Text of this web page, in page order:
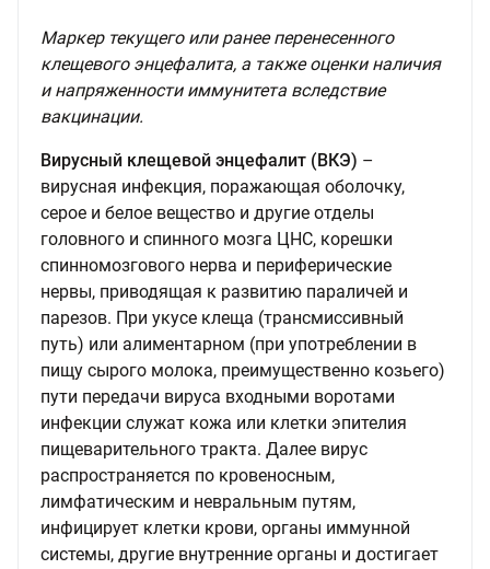
Маркер текущего или ранее перенесенного
клещевого энцефалита, а также оценки наличия
и напряженности иммунитета вследствие
вакцинации.
Вирусный клещевой энцефалит (ВКЭ) –
вирусная инфекция, поражающая оболочку,
серое и белое вещество и другие отделы
головного и спинного мозга ЦНС, корешки
спинномозгового нерва и периферические
нервы, приводящая к развитию параличей и
парезов. При укусе клеща (трансмиссивный
путь) или алиментарном (при употреблении в
пищу сырого молока, преимущественно козьего)
пути передачи вируса входными воротами
инфекции служат кожа или клетки эпителия
пищеварительного тракта. Далее вирус
распространяется по кровеносным,
лимфатическим и невральным путям,
инфицирует клетки крови, органы иммунной
системы, другие внутренние органы и достигает